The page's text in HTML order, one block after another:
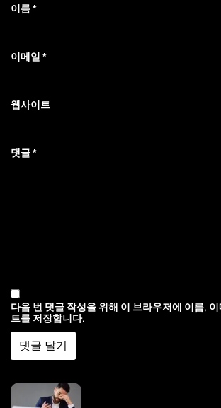
이름*
이메일 *
웹사이트
댓글*
다음 번 댓글 작성을 위해 이 브라우저에 이름,
트를 저장합니다.